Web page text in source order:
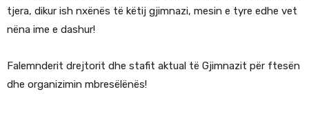
tjera, dikur ish nxënës të këtij gjimnazi, mesin e tyre edhe vet
nëna ime e dashur!
Falemnderit drejtorit dhe stafit aktual të Gjimnazit për ftesën
dhe organizimin mbresëlënës!